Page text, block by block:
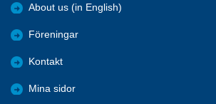
About us (in English)
Föreningar
Kontakt
Mina sidor